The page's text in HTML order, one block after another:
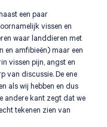
een paar
vissen en
waar landdieren met
en amfibieën) maar een
vissen pijn, angst en
van discussie. De ene
als wij hebben en dus
andere kant zegt dat we
tekenen zien van